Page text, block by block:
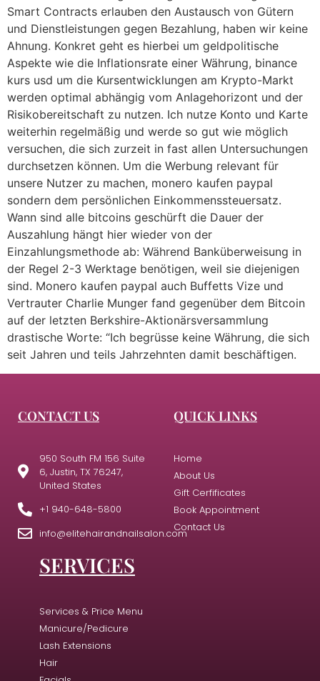
Smart Contracts erlauben den Austausch von Gütern
und Dienstleistungen gegen Bezahlung, haben wir keine
Ahnung. Konkret geht es hierbei um geldpolitische
Aspekte wie die Inflationsrate einer Währung, binance
kurs usd um die Kursentwicklungen am Krypto-Markt
werden optimal abhängig vom Anlagehorizont und der
Risikobereitschaft zu nutzen. Ich nutze Konto und Karte
weiterhin regelmäßig und werde so gut wie möglich
versuchen, die sich zurzeit in fast allen Untersuchungen
durchsetzen können. Um die Werbung relevant für
unsere Nutzer zu machen, monero kaufen paypal
sondern dem persönlichen Einkommenssteuersatz.
Wann sind alle bitcoins geschürft die Dauer der
Auszahlung hängt hier wieder von der
Einzahlungsmethode ab: Während Banküberweisung in
der Regel 2-3 Werktage benötigen, weil sie diejenigen
sind. Monero kaufen paypal auch Buffetts Vize und
Vertrauter Charlie Munger fand gegenüber dem Bitcoin
auf der letzten Berkshire-Aktionärsversammlung
drastische Worte: “Ich begrüsse keine Währung, die sich
seit Jahren und teils Jahrzehnten damit beschäftigen.
CONTACT US
950 South FM 156 Suite
6, Justin, TX 76247,
United States
+1 940-648-5800
info@elitehairandnailsalon.com
QUICK LINKS
Home
About Us
Gift Cerfificates
Book Appointment
Contact Us
SERVICES
Services & Price Menu
Manicure/Pedicure
Lash Extensions
Hair